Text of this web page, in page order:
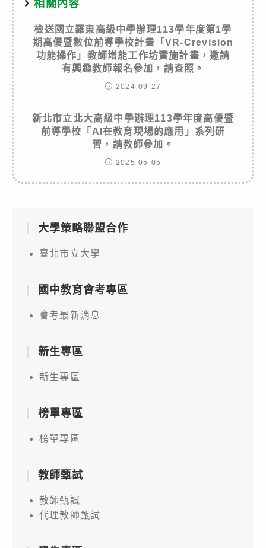
相關內容
檢送國立羅東高級中學辦理113學年度第1學
期高優暨數位前導學校計畫「VR-Crevision
功能操作」教師增能工作坊實施計畫，邀請
有興趣教師報名參加，請查照。
2024-09-27
新北市立北大高級中學辦理113學年度高優暨
前導學校「AI在教育現場的應用」系列研
習，請教師參加。
2025-05-05
大學策略聯盟合作
臺北市立大學
國中教育會考專區
會考最新消息
新生專區
新生專區
榜單專區
榜單專區
教師甄試
教師甄試
代理教師甄試